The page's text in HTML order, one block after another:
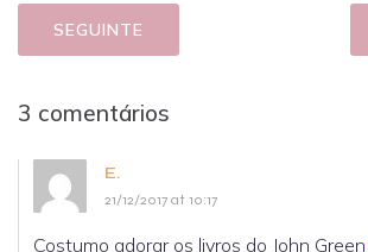
SEGUINTE
3 comentários
E.
21/12/2017 at 10:17
Costumo adorar os livros do John Green